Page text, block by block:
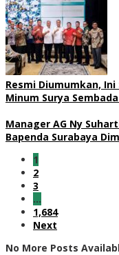
Resmi Diumumkan,
Minum Surya Sembada
Manager AG Ny
Bapenda Surabaya
1
2
3
…
1,684
Next
No More Posts